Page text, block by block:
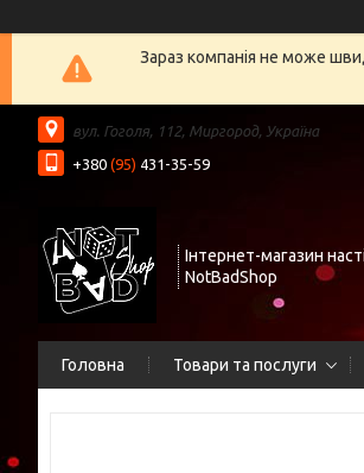
Зараз компанія не може
вул. Гоголя, 112, Миргород, Україна
+380 (95) 431-35-59
Інтернет-магазин
NotBadShop
Головна Товари та послуги